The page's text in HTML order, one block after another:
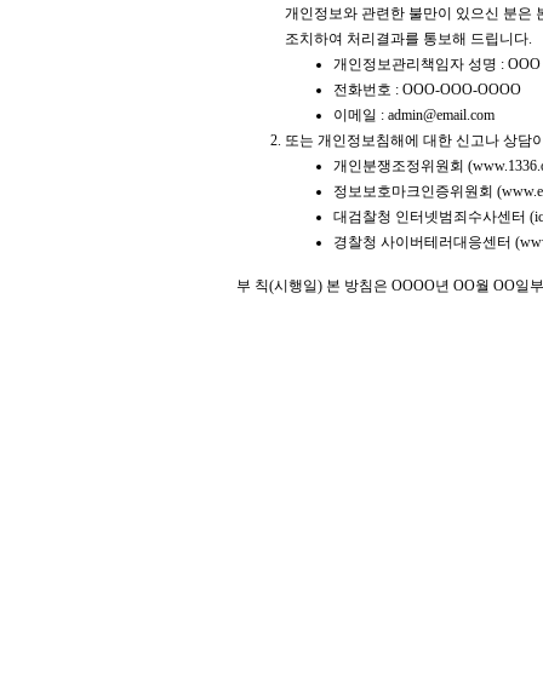
개인정보와 관련한 불만이 있으신 분은
조치하여 처리결과를 통보해 드립니다.
개인정보관리책임자 성명 : OOO
전화번호 : OOO-OOO-OOOO
이메일 : admin@email.com
또는 개인정보침해에 대한 신고나 상담
개인분쟁조정위원회 (
정보보호마크인증위원회 (
대검찰청 인터넷범죄수사센터 (
경찰청 사이버테러대응센터 (
부 칙(시행일) 본 방침은 OOOO년 OO월 OO일